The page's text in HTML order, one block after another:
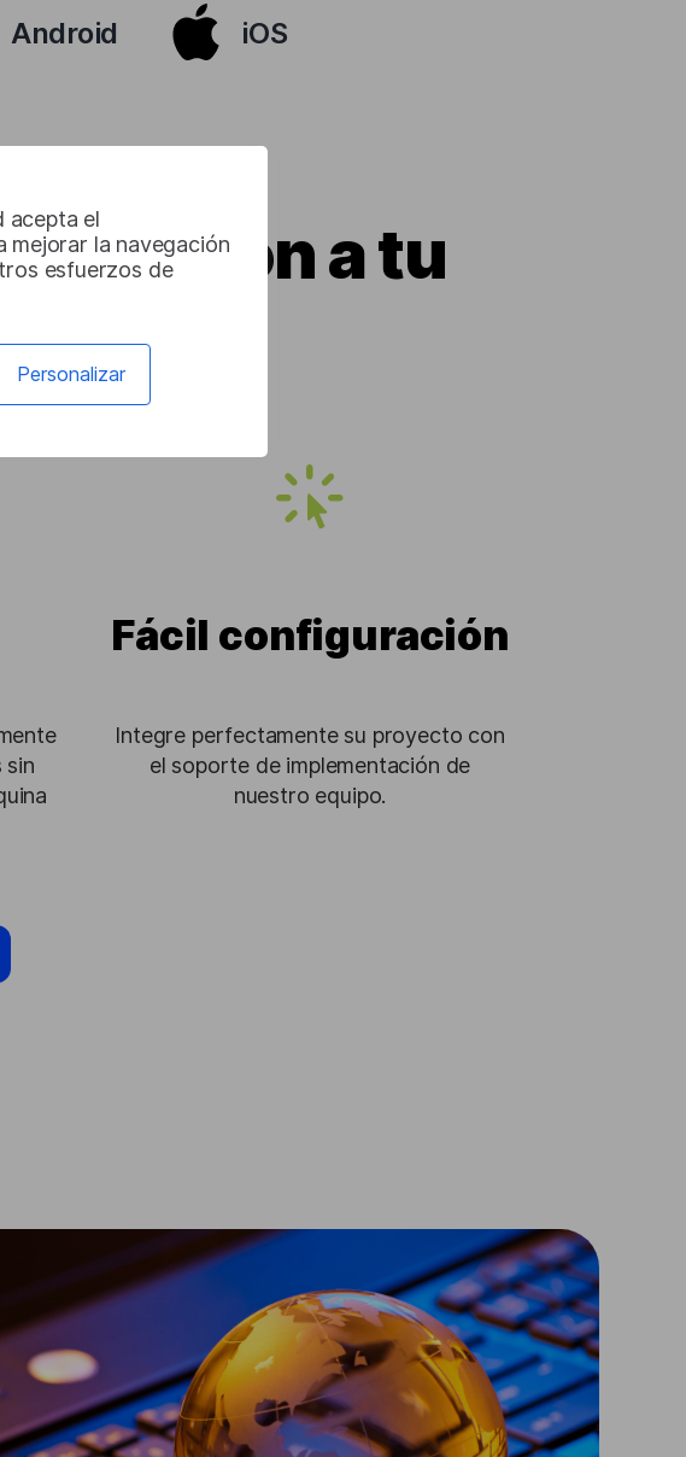
acepta el
mejorar la navegación
esfuerzos de
Personalizar
Android iOS
a tu
sin
Fácil configuración
Integre perfectamente su proyecto con
el soporte de implementación de
nuestro equipo.